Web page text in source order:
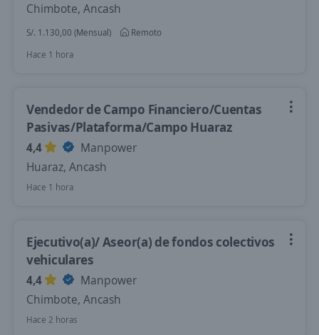
Chimbote, Ancash
S/. 1.130,00 (Mensual)
Remoto
Hace 1 hora
Vendedor de Campo Financiero/Cuentas
Pasivas/Plataforma/Campo Huaraz
4,4
Manpower
Huaraz, Ancash
Hace 1 hora
Ejecutivo(a)/ Aseor(a) de fondos colectivos
vehiculares
4,4
Manpower
Chimbote, Ancash
Hace 2 horas